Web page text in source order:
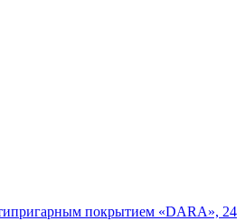
покрытием «DARA», 24